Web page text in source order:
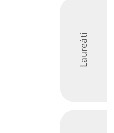
Laureáti